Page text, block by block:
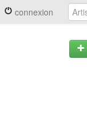
connexion